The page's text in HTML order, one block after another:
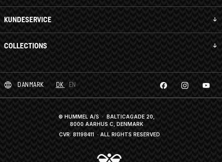
KUNDESERVICE
COLLECTIONS
DANMARK DK EN
© HUMMEL A/S · BALTICAGADE 20,
8000 AARHUS C, DENMARK
CVR: 81198411 · ALL RIGHTS RESERVED